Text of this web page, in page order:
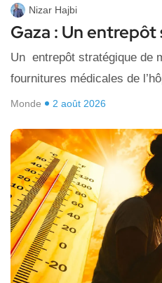
Nizar Hajbi
Gaza : Un
Un entrepôt stratégique de
fournitures médicales de
Monde 2 août 2026